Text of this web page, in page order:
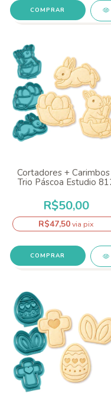
COMPRAR
Cortadores +
Trio Páscoa Estudio
R$50,00
R$47,50via pix
COMPRAR